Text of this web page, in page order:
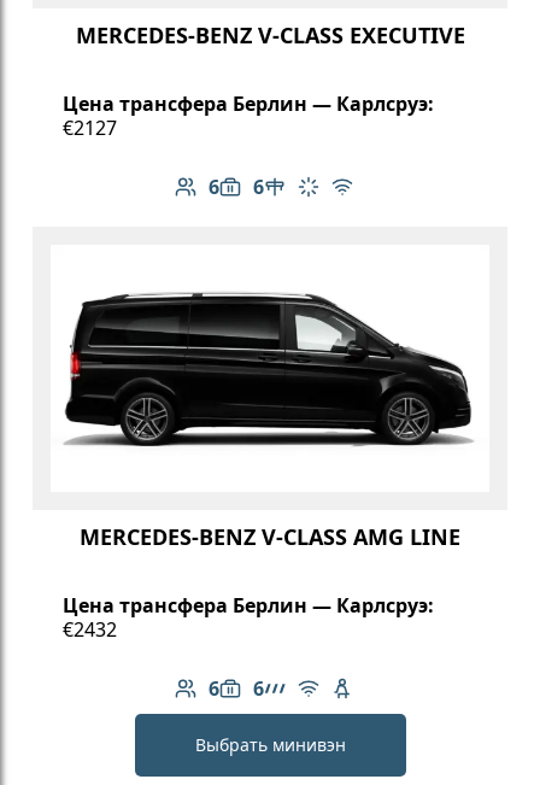
MERCEDES-BENZ V-CLASS EXECUTIVE
Цена трансфера Берлин — Карлсруэ:
€2127
6
Количество пассажиров: 6
6
Вместимость багажа: 6
Стол в салоне
Климат-контроль
Бесплатный Wi-Fi
MERCEDES-BENZ V-CLASS AMG LINE
Цена трансфера Берлин — Карлсруэ:
€2432
6
Количество пассажиров: 6
6
Вместимость багажа: 6
Линейка AMG
Бесплатный Wi-Fi
Детское кресло
Выбрать минивэн